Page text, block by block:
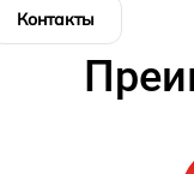
Контакты